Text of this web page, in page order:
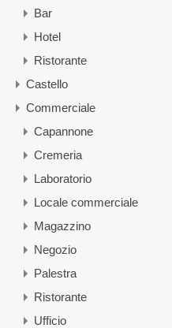
Bar
Hotel
Ristorante
Castello
Commerciale
Capannone
Cremeria
Laboratorio
Locale commerciale
Magazzino
Negozio
Palestra
Ristorante
Ufficio